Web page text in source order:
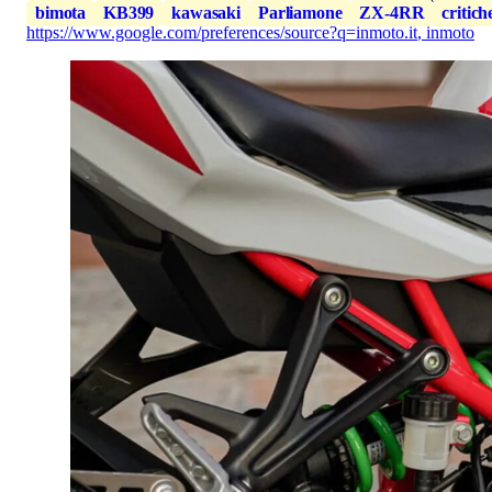
bimota
KB399 kawasaki Parliamone ZX-4RR
https://www.google.com/preferences/source?q=inmoto.it,inmoto